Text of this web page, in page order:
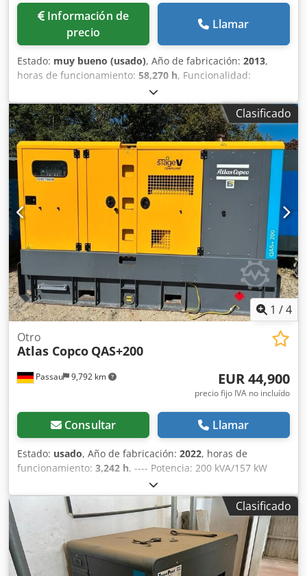
Información de
precio
Llamar
Estado: muy bueno (usado), Año de fabricación: 2013,
horas de funcionamiento: 58,270 h, Funcionalidad:
, Compresor de tornillo sin aceite
Atlas Copco ZR90VSD Convertidor integrado 90 kW 9 bares
Crjdpfjzmwc Hex Al Tef 15,50 m³/min Año de fabricación:
2013 Horas de funcionamiento: 58.270
Clasificado
1 /4
Passau 9,792 km
Otro
Atlas Copco QAS+200
EUR 44,900
precio fijo IVA no incluído
Consultar Llamar
Estado: usado, Año de fabricación: 2022, horas de
funcionamiento: 3,242 h, ---- Potencia: 200 kVA/157 kW
Depósito de combustible: 585 litros Horas de
funcionamiento: 3242 h, año de fabricación: 12/2022
Tomas de corriente: 125-63-32-16 A + DS Csdpfx Ajzrkuaol
Terf Interruptor diferencial de tipo B
Clasificado